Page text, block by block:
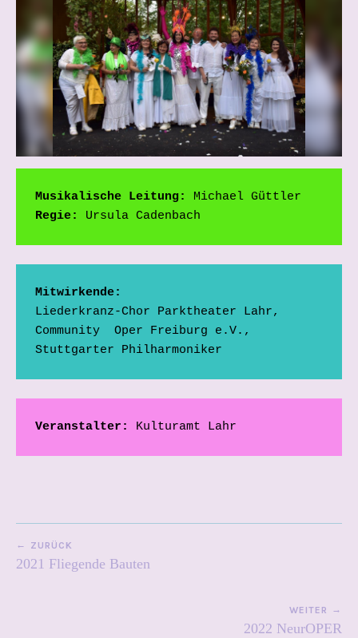
Musikalische Leitung:
Regie:
Mitwirkende:
Liederkranz-Chor Parktheater Lahr,
Community  Oper Freiburg e.V.,
Stuttgarter Philharmoniker
Veranstalter: Kulturamt Lahr
BEITRAGSNAVIGATION
ZURÜCK
2021 Fliegende Bauten
WEITER
2022 NeurOPER